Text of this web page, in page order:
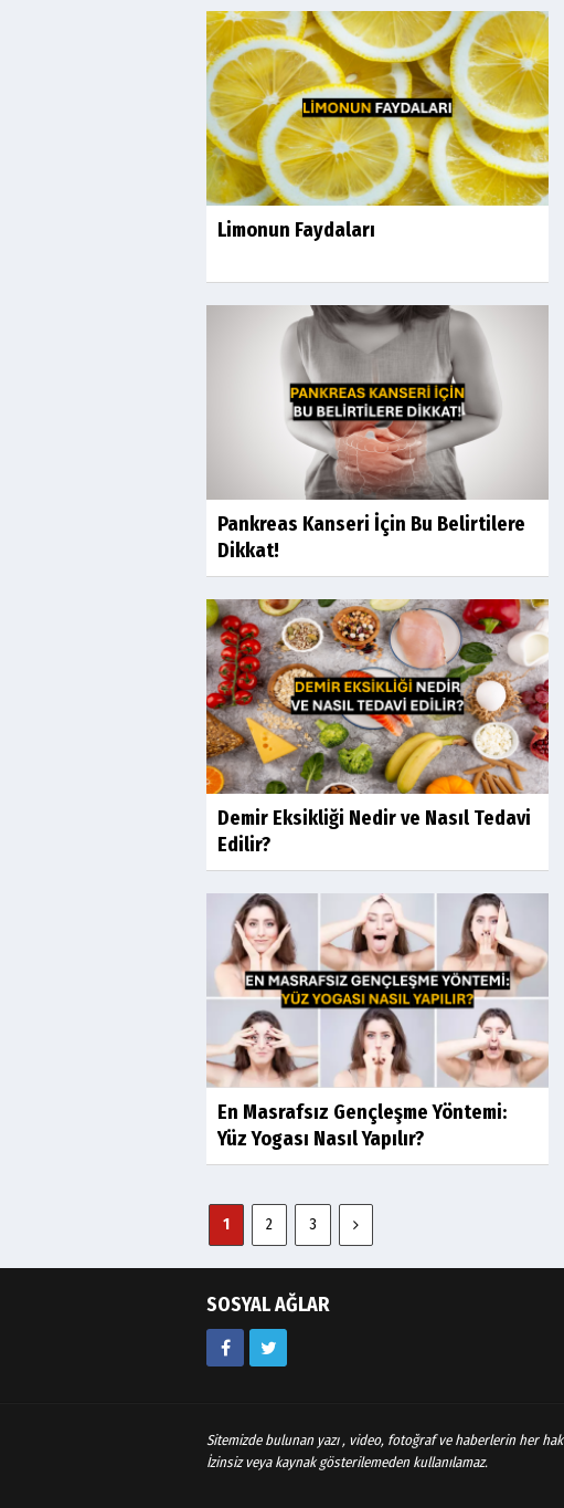
Limonun Faydaları
Pankreas Kanseri İçin Bu Belirtilere
Dikkat!
Demir Eksikliği Nedir ve Nasıl Tedavi
Edilir?
En Masrafsız Gençleşme Yöntemi:
Yüz Yogası Nasıl Yapılır?
1 2 3
SOSYAL AĞLAR
Sitemizde bulunan yazı , video, fotoğraf ve haberlerin her
İzinsiz veya kaynak gösterilemeden kullanılamaz.